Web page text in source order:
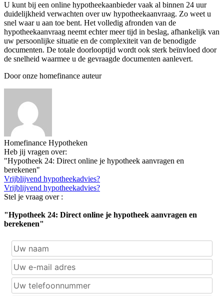
U kunt bij een online hypotheekaanbieder vaak al binnen 24 uur
duidelijkheid verwachten over uw hypotheekaanvraag. Zo weet u
snel waar u aan toe bent. Het volledig afronden van de
hypotheekaanvraag neemt echter meer tijd in beslag, afhankelijk van
uw persoonlijke situatie en de complexiteit van de benodigde
documenten. De totale doorlooptijd wordt ook sterk beïnvloed door
de snelheid waarmee u de gevraagde documenten aanlevert.
Door onze homefinance auteur
Homefinance Hypotheken
Heb jij vragen over:
"Hypotheek 24: Direct online je hypotheek aanvragen en
berekenen"
Vrijblijvend hypotheekadvies?
Vrijblijvend hypotheekadvies?
Stel je vraag over :
"Hypotheek 24: Direct online je hypotheek aanvragen en
berekenen"